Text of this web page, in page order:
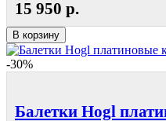
15 950 р.
В корзину
-30%
Балетки Hogl